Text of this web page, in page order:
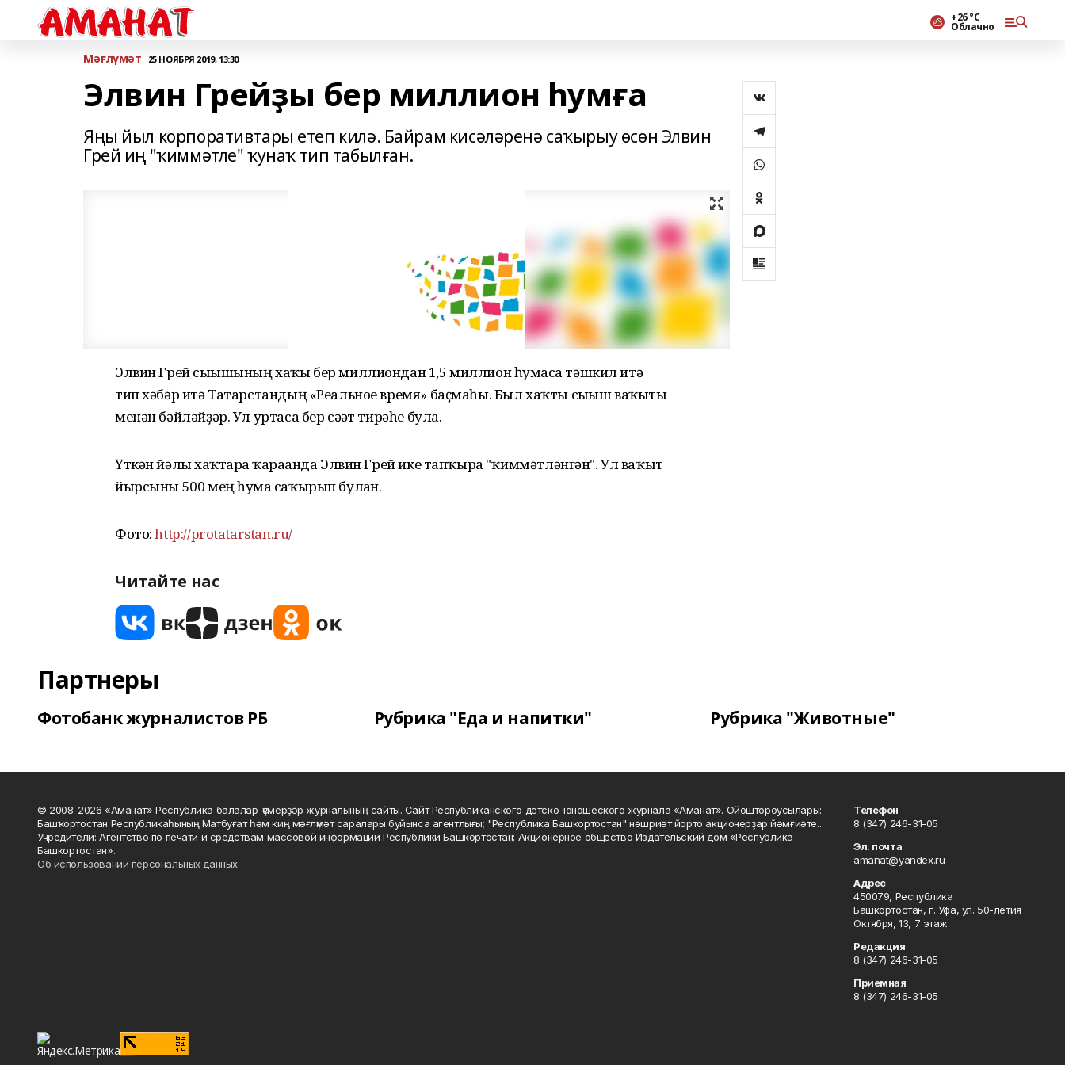
+26 °С
Облачно
Мәғлүмәт 25 НОЯБРЯ 2019, 13:30
Элвин Грейҙы бер миллион һумға
Яңы йыл корпоративтары етеп килә. Байрам кисәләренә саҡырыу өсөн Элвин
Грей иң "ҡиммәтле" ҡунаҡ тип табылған.
Элвин Грей сығышының хаҡы бер миллиондан 1,5 миллион һумғаса тәшкил итә
тип хәбәр итә Татарстандың «Реальное время» баҫмаһы. Был хаҡты сығыш ваҡыты
менән бәйләйҙәр. Ул уртаса бер сәғәт тирәһе була.
Үткән йәлғы хаҡтарға ҡарағанда Элвин Грей ике тапҡырға "ҡиммәтләнгән". Ул ваҡыт
йырсыны 500 мең һумға саҡырып булған.
Фото:http://protatarstan.ru/
Читайте нас
Партнеры
Фотобанк журналистов РБ Рубрика "Еда и напитки" Рубрика "Животные"
© 2008-2026 «Аманат» Республика балалар-үҫмерҙәр журналының сайты. Сайт Республиканского детско-юношеского журнала «Аманат». Ойоштороусылары:
Башҡортостан Республикаһының Матбуғат һәм киң мәғлүмәт саралары буйынса агентлығы; "Республика Башкортостан" нәшриәт йорто акционерҙар йәмғиәте..
Учредители: Агентство по печати и средствам массовой информации Республики Башкортостан; Акционерное общество Издательский дом «Республика
Башкортостан».
Об использовании персональных данных
Телефон
8 (347) 246-31-05
Эл. почта
amanat@yandex.ru
Адрес
450079, Республика
Башкортостан, г. Уфа, ул. 50-летия
Октября, 13, 7 этаж
Редакция
8 (347) 246-31-05
Приемная
8 (347) 246-31-05